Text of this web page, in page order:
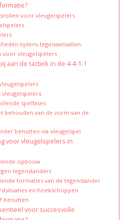
voor vleugelspelers
tijdens tegenaanvallen
voor vleugelspelers
aan de tactiek in de 4-4-1-1
spelfases
behouden van de vorm van de
benutten via vleugelspel
voor vleugelspelers in
opbouw
tegenstanders
formaties van de tegenstander
en hoekschoppen
benutten
voor succesvolle